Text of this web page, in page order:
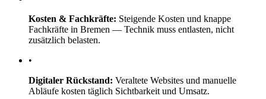
Kosten & Fachkräfte: Steigende Kosten und knappe
Fachkräfte in Bremen — Technik muss entlasten, nicht
zusätzlich belasten.
•
Digitaler Rückstand: Veraltete Websites und manuelle
Abläufe kosten täglich Sichtbarkeit und Umsatz.